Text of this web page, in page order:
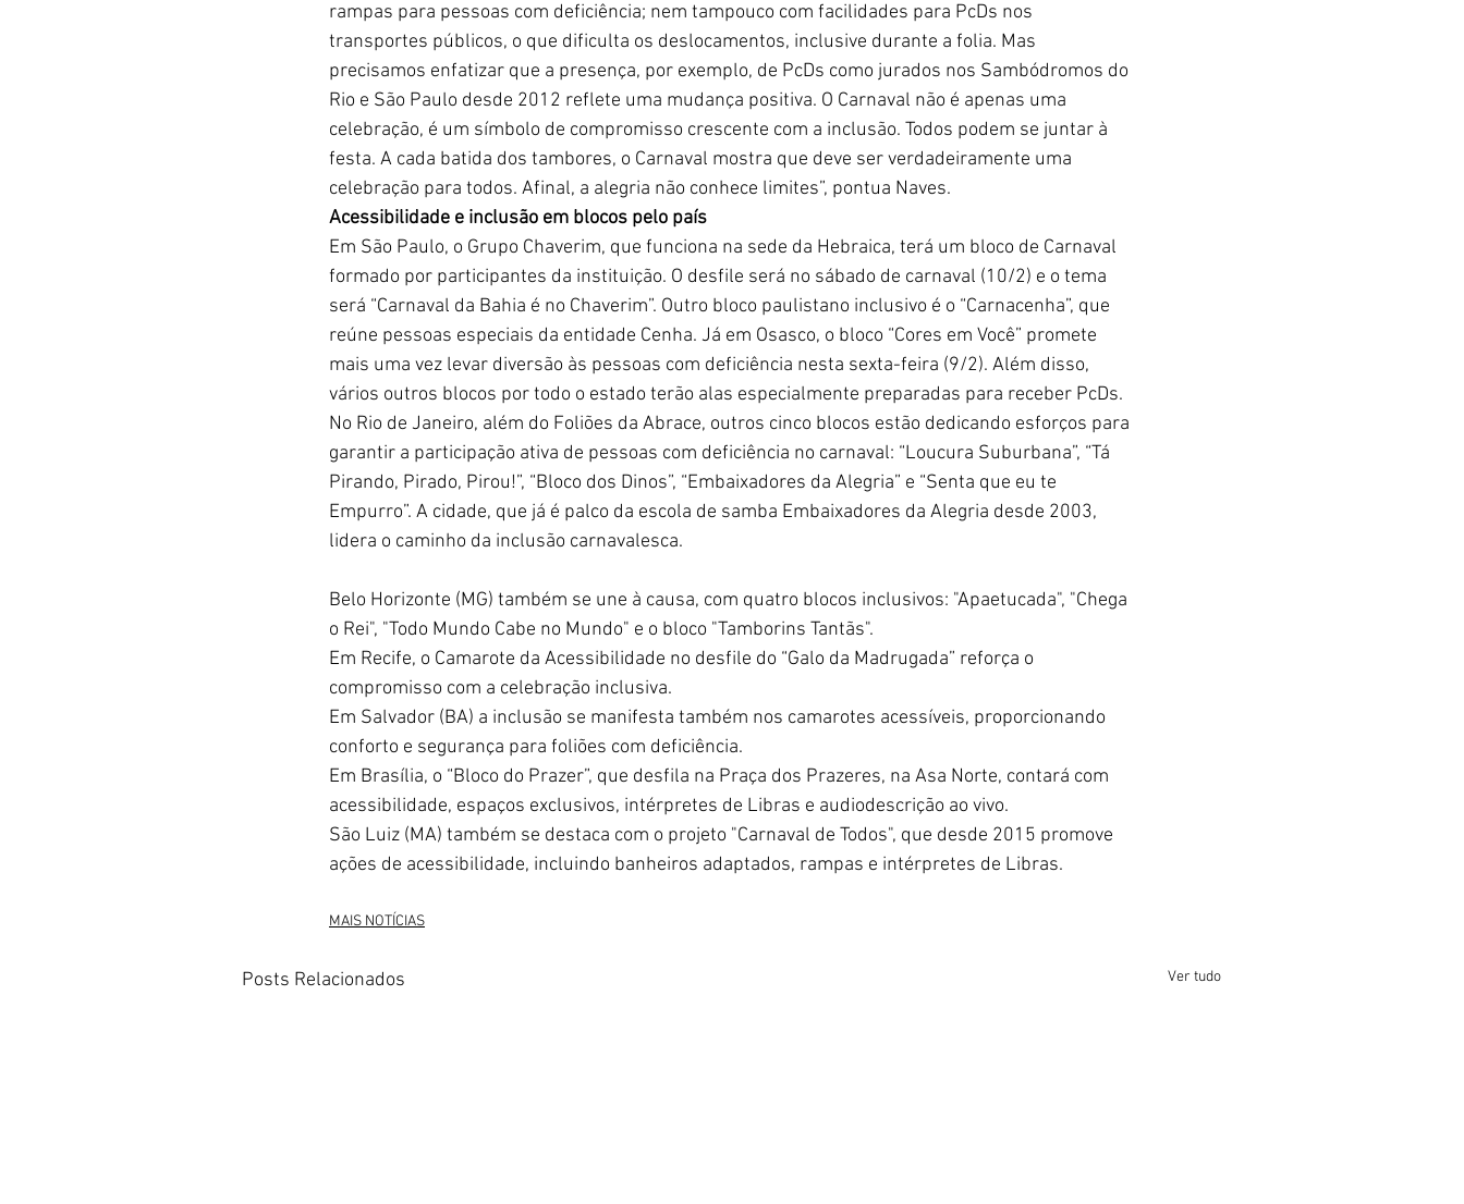
rampas para pessoas com deficiência; nem tampouco com facilidades para PcDs nos
transportes públicos, o que dificulta os deslocamentos, inclusive durante a folia. Mas
precisamos enfatizar que a presença, por exemplo, de PcDs como jurados nos Sambódromos do
Rio e São Paulo desde 2012 reflete uma mudança positiva. O Carnaval não é apenas uma
celebração, é um símbolo de compromisso crescente com a inclusão. Todos podem se juntar à
festa. A cada batida dos tambores, o Carnaval mostra que deve ser verdadeiramente uma
celebração para todos. Afinal, a alegria não conhece limites”, pontua Naves.
Acessibilidade e inclusão em blocos pelo país
Em São Paulo, o Grupo Chaverim, que funciona na sede da Hebraica, terá um bloco de Carnaval
formado por participantes da instituição. O desfile será no sábado de carnaval (10/2) e o tema
será “Carnaval da Bahia é no Chaverim”. Outro bloco paulistano inclusivo é o “Carnacenha”, que
reúne pessoas especiais da entidade Cenha. Já em Osasco, o bloco “Cores em Você” promete
mais uma vez levar diversão às pessoas com deficiência nesta sexta-feira (9/2). Além disso,
vários outros blocos por todo o estado terão alas especialmente preparadas para receber PcDs.
No Rio de Janeiro, além do Foliões da Abrace, outros cinco blocos estão dedicando esforços para
garantir a participação ativa de pessoas com deficiência no carnaval: “Loucura Suburbana”, “Tá
Pirando, Pirado, Pirou!”, “Bloco dos Dinos”, “Embaixadores da Alegria” e “Senta que eu te
Empurro”. A cidade, que já é palco da escola de samba Embaixadores da Alegria desde 2003,
lidera o caminho da inclusão carnavalesca.
Belo Horizonte (MG) também se une à causa, com quatro blocos inclusivos: "Apaetucada", "Chega
o Rei", "Todo Mundo Cabe no Mundo" e o bloco "Tamborins Tantãs".
Em Recife, o Camarote da Acessibilidade no desfile do “Galo da Madrugada” reforça o
compromisso com a celebração inclusiva.
Em Salvador (BA) a inclusão se manifesta também nos camarotes acessíveis, proporcionando
conforto e segurança para foliões com deficiência.
Em Brasília, o “Bloco do Prazer”, que desfila na Praça dos Prazeres, na Asa Norte, contará com
acessibilidade, espaços exclusivos, intérpretes de Libras e audiodescrição ao vivo.
São Luiz (MA) também se destaca com o projeto "Carnaval de Todos", que desde 2015 promove
ações de acessibilidade, incluindo banheiros adaptados, rampas e intérpretes de Libras.
MAIS NOTÍCIAS
Posts Relacionados Ver tudo